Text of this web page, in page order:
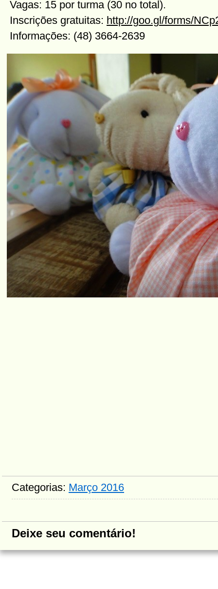
Vagas: 15 por turma (30 no total).
Inscrições gratuitas: http://goo.gl/forms/
Informações: (48) 3664-2639
Categorias: Março 2016
Deixe seu comentário!